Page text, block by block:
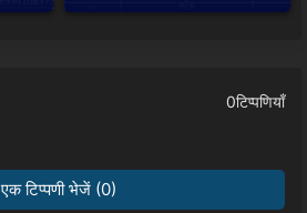
0टिप्पणियाँ
एक टिप्पणी भेजें (0)